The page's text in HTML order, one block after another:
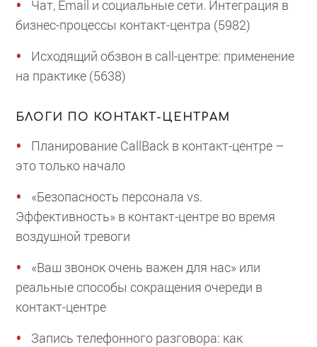
Чат, Email и социальные сети. Интеграция в
бизнес-процессы контакт-центра (5982)
Исходящий обзвон в call-центре: применение
на практике (5638)
БЛОГИ ПО КОНТАКТ-ЦЕНТРАМ
Планирование CallBack в контакт-центре –
это только начало
«Безопасность персонала vs.
Эффективность» в контакт-центре во время
воздушной тревоги
«Ваш звонок очень важен для нас» или
реальные способы сокращения очереди в
контакт-центре
Запись телефонного разговора: как